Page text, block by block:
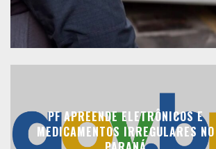
PF APREENDE ELETRÔNICOS E
MEDICAMENTOS IRREGULARES NO